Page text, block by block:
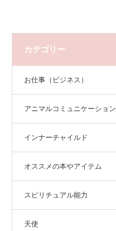
カテゴリー
お仕事（ビジネス）
アニマルコミュニケーション
インナーチャイルド
オススメの本やアイテム
スピリチュアル能力
天使